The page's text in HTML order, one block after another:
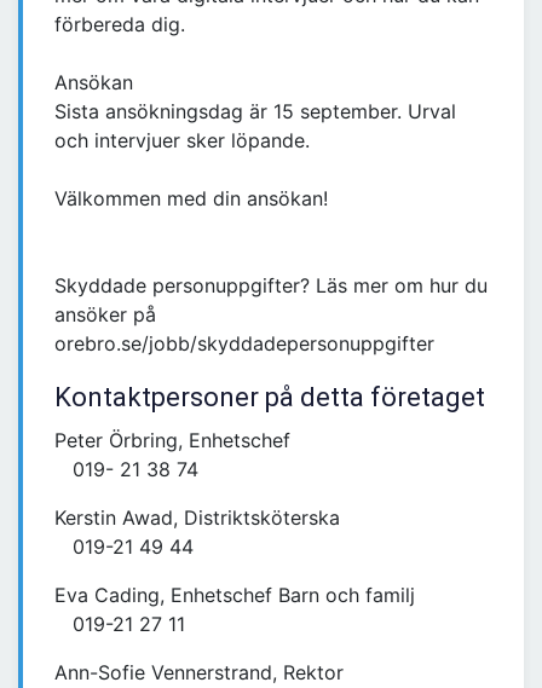
förbereda dig.
Ansökan
Sista ansökningsdag är 15 september. Urval
och intervjuer sker löpande.
Välkommen med din ansökan!
Skyddade personuppgifter? Läs mer om hur du
ansöker på
orebro.se/jobb/skyddadepersonuppgifter
Kontaktpersoner på detta företaget
Peter Örbring, Enhetschef
019- 21 38 74
Kerstin Awad, Distriktsköterska
019-21 49 44
Eva Cading, Enhetschef Barn och familj
019-21 27 11
Ann-Sofie Vennerstrand, Rektor